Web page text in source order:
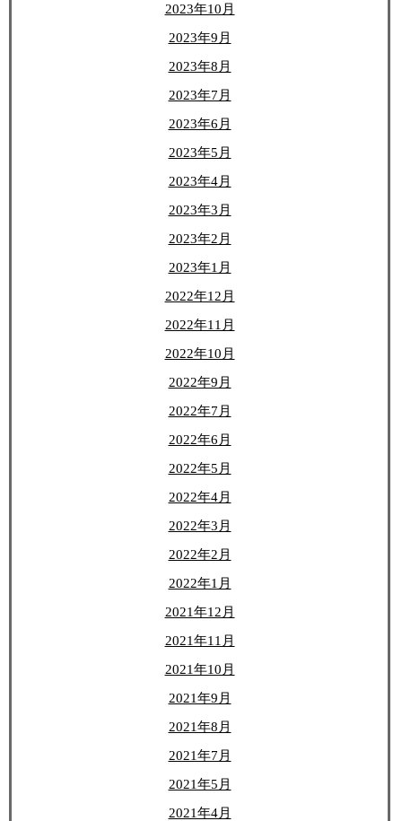
2023年10月
2023年9月
2023年8月
2023年7月
2023年6月
2023年5月
2023年4月
2023年3月
2023年2月
2023年1月
2022年12月
2022年11月
2022年10月
2022年9月
2022年7月
2022年6月
2022年5月
2022年4月
2022年3月
2022年2月
2022年1月
2021年12月
2021年11月
2021年10月
2021年9月
2021年8月
2021年7月
2021年5月
2021年4月